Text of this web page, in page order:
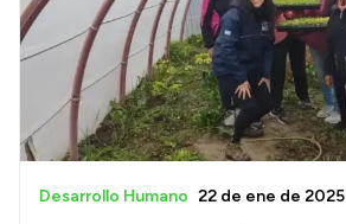
Desarrollo Humano 22 de ene de 2025